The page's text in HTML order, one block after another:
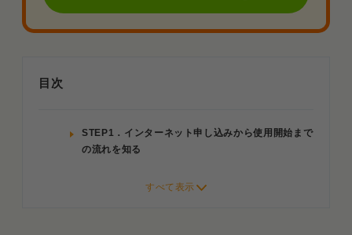
目次
STEP1．インターネット申し込みから使用開始まで
の流れを知る
STEP2．申し込むインターネットを決める